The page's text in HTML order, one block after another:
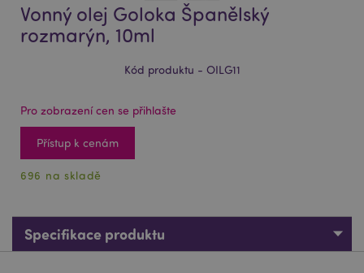
Vonný olej Goloka Španělský
rozmarýn, 10ml
Kód produktu - OILG11
Pro zobrazení cen se přihlašte
Přístup k cenám
696 na skladě
Specifikace produktu